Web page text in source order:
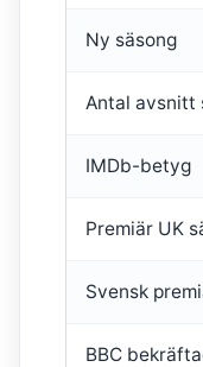
Ny säsong
Antal avsnitt
IMDb-betyg
Premiär UK
Svensk
BBC